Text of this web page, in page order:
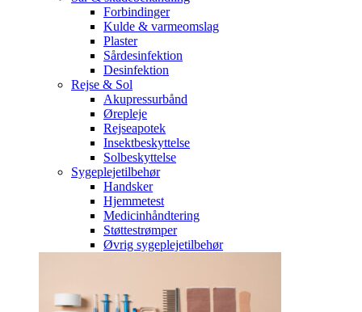
Forbindinger
Kulde & varmeomslag
Plaster
Sårdesinfektion
Desinfektion
Rejse & Sol
Akupressurbånd
Ørepleje
Rejseapotek
Insektbeskyttelse
Solbeskyttelse
Sygeplejetilbehør
Handsker
Hjemmetest
Medicinhåndtering
Støttestrømper
Øvrig sygeplejetilbehør